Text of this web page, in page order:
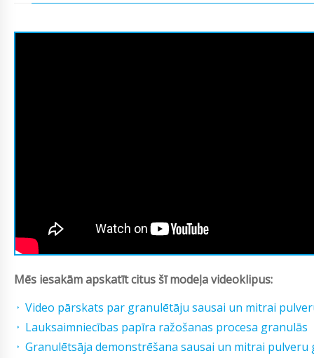
Mēs iesakām apskatīt citus šī modeļa videoklipus:
Video pārskats par granulētāju sausai un mitrai
Lauksaimniecības papīra ražošanas procesa granulās
Granulētsāja demonstrēšana sausai un mitrai pulveru